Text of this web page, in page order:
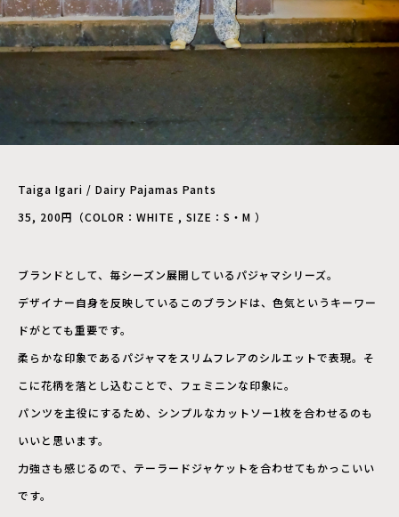
Taiga Igari / Dairy Pajamas Pants
35, 200円（COLOR：WHITE , SIZE：S・M ）
ブランドとして、毎シーズン展開しているパジャマシリーズ。
デザイナー自身を反映しているこのブランドは、色気というキーワー
ドがとても重要です。
柔らかな印象であるパジャマをスリムフレアのシルエットで表現。そ
こに花柄を落とし込むことで、フェミニンな印象に。
パンツを主役にするため、シンプルなカットソー1枚を合わせるのも
いいと思います。
力強さも感じるので、テーラードジャケットを合わせてもかっこいい
です。